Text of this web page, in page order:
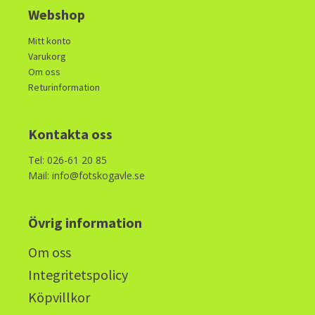
Webshop
Mitt konto
Varukorg
Om oss
Returinformation
Kontakta oss
Tel: 026-61 20 85
Mail: info@fotskogavle.se
Övrig information
Om oss
Integritetspolicy
Köpvillkor